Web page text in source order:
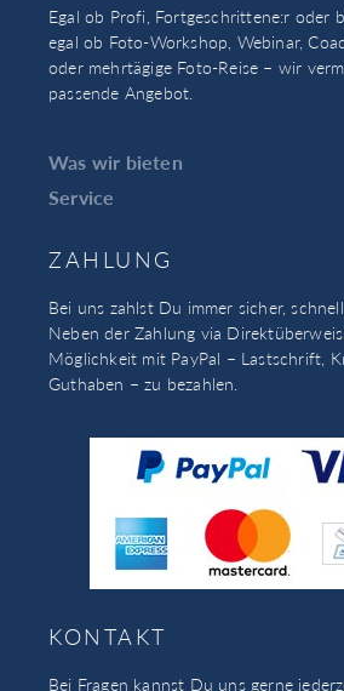
Egal ob Profi, Fortgeschrittene:r oder
egal ob Foto-Workshop, Webinar,
oder mehrtägige Foto-Reise – wir
passende Angebot.
Was wir bieten
Service
ZAHLUNG
Bei uns zahlst Du immer sicher,
Neben der Zahlung via
Möglichkeit mit PayPal – Lastschrift,
Guthaben – zu bezahlen.
KONTAKT
Bei Fragen kannst Du uns gerne